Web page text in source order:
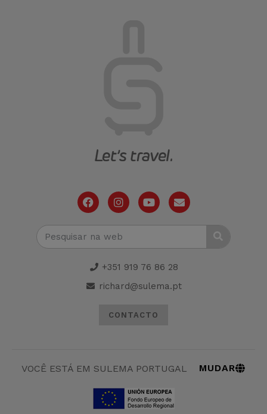
+351 919 76 86 28
richard@sulema.pt
CONTACTO
VOCÊ ESTÁ EM SULEMA PORTUGAL MUDAR